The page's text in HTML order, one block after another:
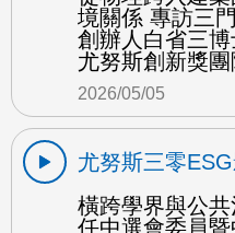
境關係 專訪三
創辦人白省三
尤努斯創新獎團
2026/05/05
尤努斯三零
橫跨學界與公
任中選會委員